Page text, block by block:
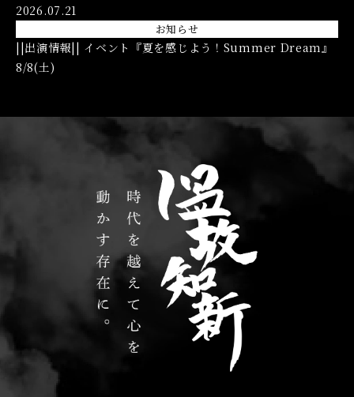
2026.07.21
お知らせ
||出演情報|| イベント『夏を感じよう！Summer Dream』
8/8(土)